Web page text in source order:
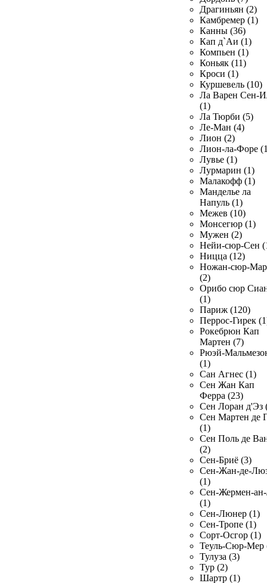
Драгиньян (2)
Камбремер (1)
Канны (36)
Кап д`Аи (1)
Компьен (1)
Коньяк (11)
Кроси (1)
Куршевель (10)
Ла Варен Сен-
(1)
Ла Тюрби (5)
Ле-Ман (4)
Лион (2)
Лион-ла-Форе
Лувье (1)
Лурмарин (1)
Малакофф (1)
Манделье ла
Напуль (1)
Межев (10)
Монсегюр (1)
Мужен (2)
Нейи-сюр-Сен
Ницца (12)
Ножан-сюр-
(2)
Орибо сюр
(1)
Париж (120)
Перрос-Гирек
Рокебрюн Кап
Мартен (7)
Рюэй-
(1)
Сан Агнес (1)
Сен Жан Кап
Ферра (23)
Сен Лоран д'Эз
Сен Мартен де
(1)
Сен Поль де
(2)
Сен-Бриё (3)
Сен-Жан-де-
(1)
Сен-Жермен-
(1)
Сен-Люнер (1)
Сен-Тропе (1)
Сорт-Осгор (1)
Теуль-Сюр-Мер
Тулуза (3)
Тур (2)
Шартр (1)